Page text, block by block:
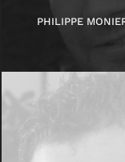
PHILIPPE